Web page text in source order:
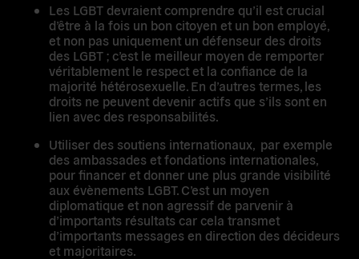
Les LGBT devraient comprendre qu’il est crucial
d’être à la fois un bon citoyen et un bon employé,
et non pas uniquement un défenseur des droits
des LGBT ; c’est le meilleur moyen de remporter
véritablement le respect et la confiance de la
majorité hétérosexuelle. En d’autres termes, les
droits ne peuvent devenir actifs que s’ils sont en
lien avec des responsabilités.
Utiliser des soutiens internationaux, par exemple
des ambassades et fondations internationales,
pour financer et donner une plus grande visibilité
aux évènements LGBT. C’est un moyen
diplomatique et non agressif de parvenir à
d’importants résultats car cela transmet
d’importants messages en direction des décideurs
et majoritaires.